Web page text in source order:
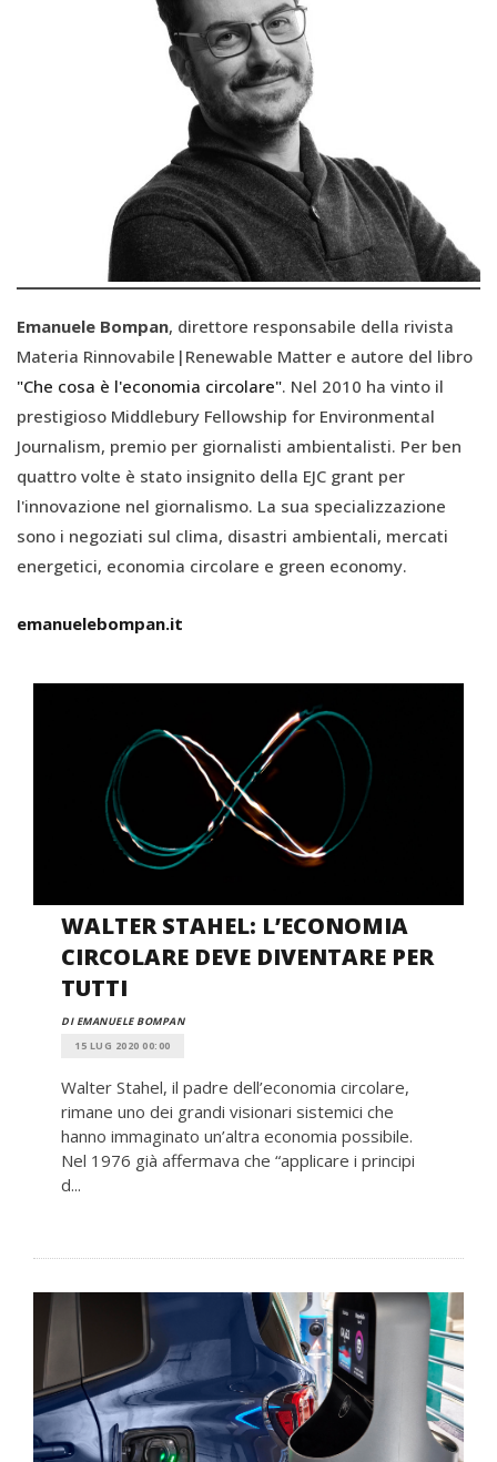
Emanuele Bompan, direttore responsabile della rivista
Materia Rinnovabile|Renewable Matter e autore del libro
"Che cosa è l'economia circolare". Nel 2010 ha vinto il
prestigioso Middlebury Fellowship for Environmental
Journalism, premio per giornalisti ambientalisti. Per ben
quattro volte è stato insignito della EJC grant per
l'innovazione nel giornalismo. La sua specializzazione
sono i negoziati sul clima, disastri ambientali, mercati
energetici, economia circolare e green economy.
emanuelebompan.it
WALTER STAHEL: L’ECONOMIA
CIRCOLARE DEVE DIVENTARE PER
TUTTI
DI EMANUELE BOMPAN
15 LUG 2020 00:00
Walter Stahel, il padre dell’economia circolare,
rimane uno dei grandi visionari sistemici che
hanno immaginato un’altra economia possibile.
Nel 1976 già affermava che “applicare i principi
d...